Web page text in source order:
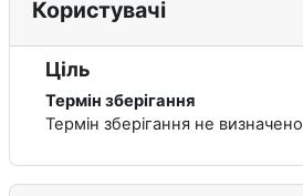
Користувачі
Ціль
Термін зберігання
Термін зберігання не визначено